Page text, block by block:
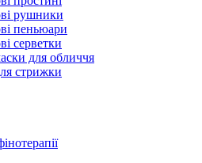
рушники
пеньюари
серветки
для обличчя
стрижки